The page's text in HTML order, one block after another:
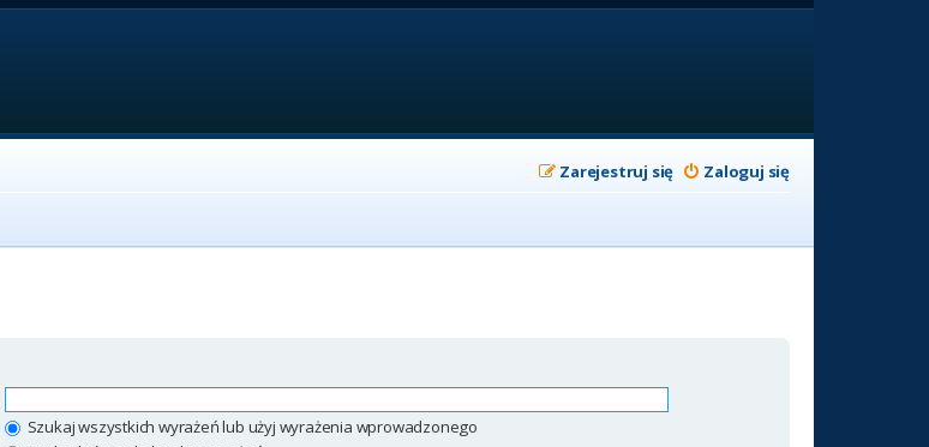
Zaloguj się
Zarejestruj się
Szukaj wszystkich wyrażeń lub użyj wyrażenia wprowadzonego